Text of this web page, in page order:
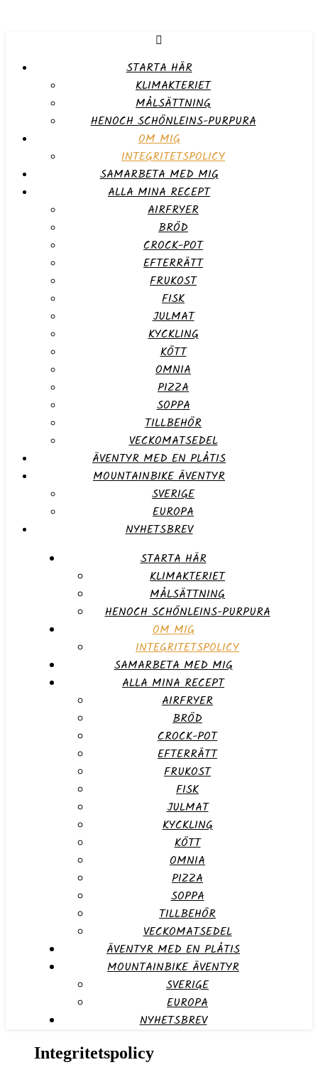
STARTA HÄR
KLIMAKTERIET
MÅLSÄTTNING
HENOCH SCHÖNLEINS-PURPURA
OM MIG
INTEGRITETSPOLICY
SAMARBETA MED MIG
ALLA MINA RECEPT
AIRFRYER
BRÖD
CROCK-POT
EFTERRÄTT
FRUKOST
FISK
JULMAT
KYCKLING
KÖTT
OMNIA
PIZZA
SOPPA
TILLBEHÖR
VECKOMATSEDEL
ÄVENTYR MED EN PLÅTIS
MOUNTAINBIKE ÄVENTYR
SVERIGE
EUROPA
NYHETSBREV
STARTA HÄR
KLIMAKTERIET
MÅLSÄTTNING
HENOCH SCHÖNLEINS-PURPURA
OM MIG
INTEGRITETSPOLICY
SAMARBETA MED MIG
ALLA MINA RECEPT
AIRFRYER
BRÖD
CROCK-POT
EFTERRÄTT
FRUKOST
FISK
JULMAT
KYCKLING
KÖTT
OMNIA
PIZZA
SOPPA
TILLBEHÖR
VECKOMATSEDEL
ÄVENTYR MED EN PLÅTIS
MOUNTAINBIKE ÄVENTYR
SVERIGE
EUROPA
NYHETSBREV
Integritetspolicy